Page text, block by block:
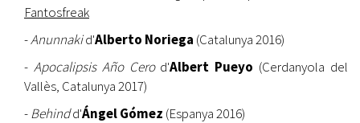
Fantosfreak
-Anunnakid'Alberto Noriega (Catalunya 2016)
- Apocalipsis Año Cerod'Albert Pueyo (Cerdanyola del
Vallès, Catalunya 2017)
-Behindd'Ángel Gómez (Espanya 2016)